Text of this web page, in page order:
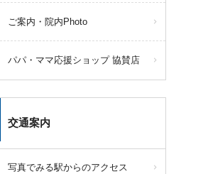
ご案内・院内Photo
パパ・ママ応援ショップ 協賛店
交通案内
写真でみる駅からのアクセス